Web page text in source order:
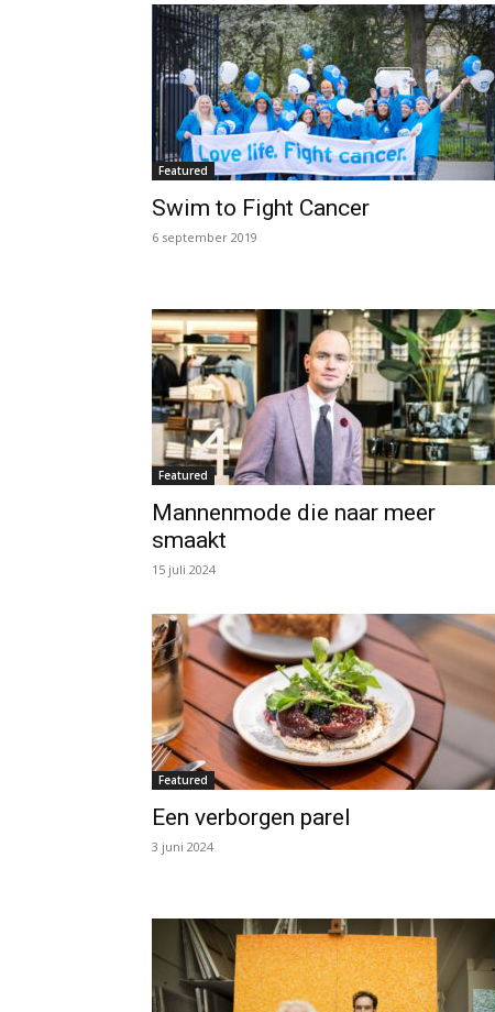
Featured
Swim to Fight Cancer
6 september 2019
Featured
Mannenmode die naar meer
smaakt
15 juli 2024
Featured
Een verborgen parel
3 juni 2024